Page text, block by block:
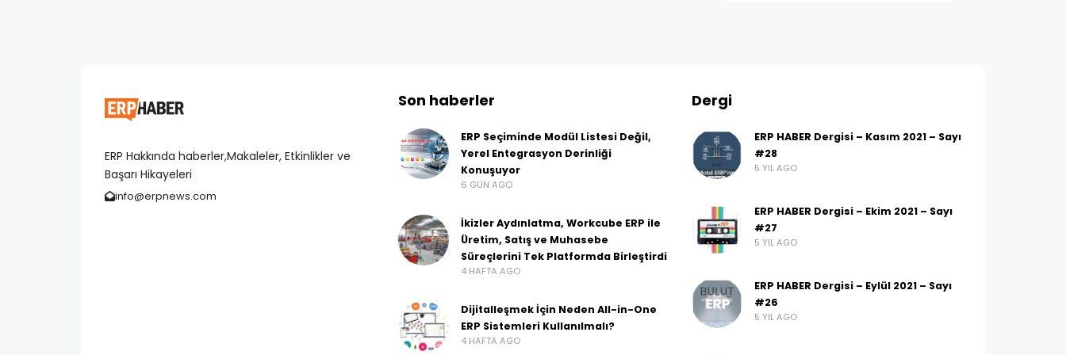
ERP Hakkında haberler,Makaleler, Etkinlikler ve
Başarı Hikayeleri
info@erpnews.com
Son haberler
ERP Seçiminde Modül Listesi Değil,
Yerel Entegrasyon Derinliği
Konuşuyor
6 GÜN AGO
İkizler Aydınlatma, Workcube ERP ile
Üretim, Satış ve Muhasebe
Süreçlerini Tek Platformda Birleştirdi
4 HAFTA AGO
Dijitalleşmek İçin Neden All-in-One
ERP Sistemleri Kullanılmalı?
4 HAFTA AGO
Dergi
ERP HABER Dergisi – Kasım 2021 – Sayı
#28
5 YIL AGO
ERP HABER Dergisi – Ekim 2021 – Sayı
#27
5 YIL AGO
ERP HABER Dergisi – Eylül 2021 – Sayı
#26
5 YIL AGO